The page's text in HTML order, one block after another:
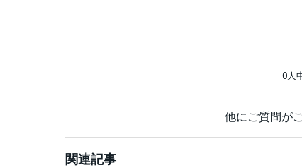
0人
他にご質問が
関連記事